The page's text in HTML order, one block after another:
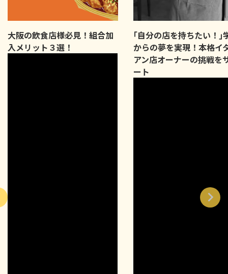
大阪の飲食店様必見！組合加
入メリット３選！
｢自分の店を持ちたい！｣
からの夢を実現！本格イ
アン店オーナーの挑戦を
ート